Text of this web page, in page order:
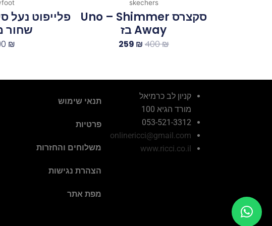
skechers
סקצרס Uno – Shimmer
Away בז
400₪
259 ₪
פלייפוט נעל
שחור
₪
קניון לב כרמיאל
מורד הגיא 100
053-521-3312
onlinericci@gmail.com
www.ricci.co.il
תנאי שימוש
פרטיות
משלוחים והחזרות
הצהרת נגישות
מפת אתר